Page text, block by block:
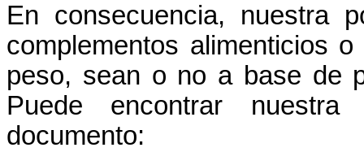
En consecuencia, nuestra
complementos alimenticios
peso, sean o no a base de
Puede encontrar nuestra
documento: